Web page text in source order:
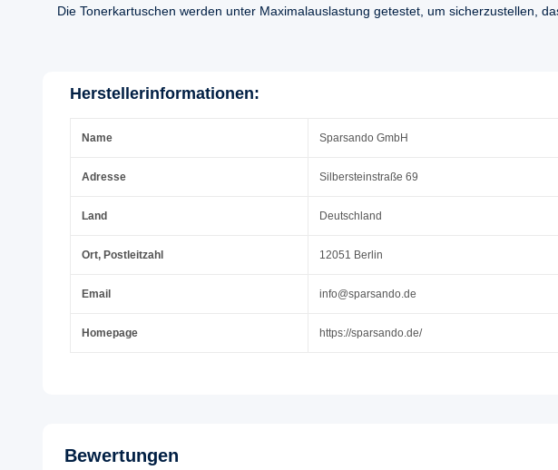
Die Tonerkartuschen werden unter Maximalauslastung getestet, um sicherzustellen,
Herstellerinformationen:
Name Sparsando GmbH
Adresse Silbersteinstraße 69
Land Deutschland
Ort, Postleitzahl 12051 Berlin
Email info@sparsando.de
Homepage https://sparsando.de/
Bewertungen